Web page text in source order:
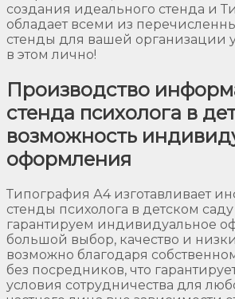
создания идеального стенда и
обладает всеми из
стенды для вашей организации
в этом лично!
Производство
стенда психолога в
возможность
оформления
Типография А4 изготавливает
стенды психолога в детском
гарантируем индивидуальное
большой выбор, качество и
возможно благодаря
без посредников, что
условия сотрудничества для